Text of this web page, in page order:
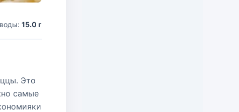
15.0 г
Это
самые